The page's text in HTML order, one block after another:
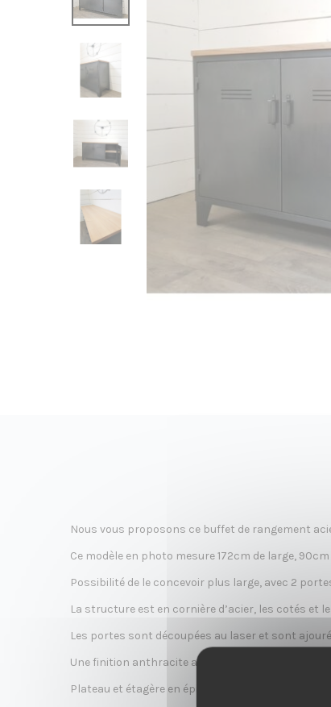
i
Nous vous proposons ce buffet de rangement
Ce modèle en photo mesure 172cm de large,
Possibilité de le concevoir plus large, avec 2
La structure est en cornière d’acier, les cotés et
Les portes sont découpées au laser et sont
Une finition anthracite a été appliquée sur tout le
Plateau et étagère en épicéa teinté (ep. 1.80cm),